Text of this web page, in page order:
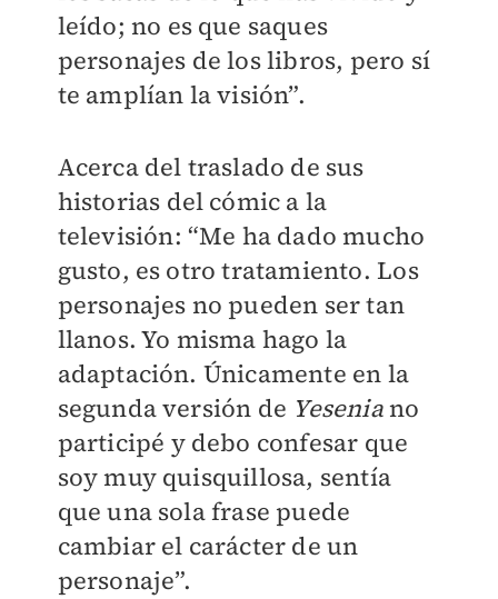
leído; no es que saques
personajes de los libros, pero sí
te amplían la visión”.
Acerca del traslado de sus
historias del cómic a la
televisión: “Me ha dado mucho
gusto, es otro tratamiento. Los
personajes no pueden ser tan
llanos. Yo misma hago la
adaptación. Únicamente en la
segunda versión de Yeseniano
participé y debo confesar que
soy muy quisquillosa, sentía
que una sola frase puede
cambiar el carácter de un
personaje”.